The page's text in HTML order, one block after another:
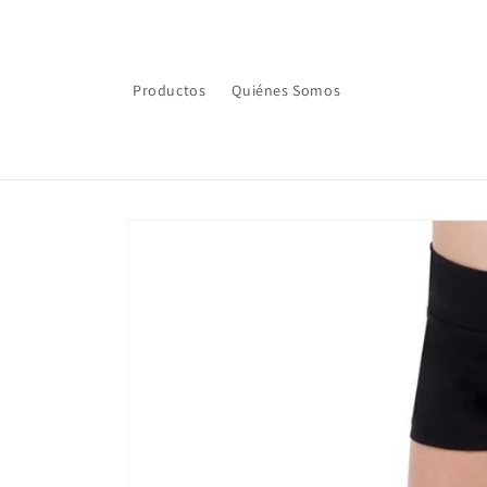
Productos Quiénes Somos